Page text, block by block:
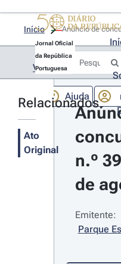
Jornal Oficial
da República
Portuguesa
Ajuda
Início
Voltar
Relacionados
Ato
Original
n.º
de
Emitente:
Parque